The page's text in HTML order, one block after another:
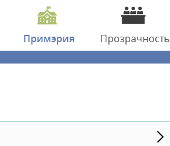
Примэрия Прозрачность